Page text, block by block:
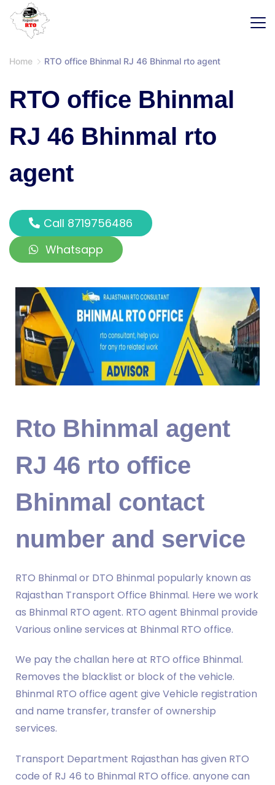
Home RTO office Bhinmal RJ 46 Bhinmal rto agent
RTO office Bhinmal
RJ 46 Bhinmal rto
agent
Call 8719756486
Whatsapp
Rto Bhinmal agent
RJ 46 rto office
Bhinmal contact
number and service
RTO Bhinmal or DTO Bhinmal popularly known as
Rajasthan Transport Office Bhinmal. Here we work
as Bhinmal RTO agent. RTO agent Bhinmal provide
Various online services at Bhinmal RTO office.
We pay the challan here at RTO office Bhinmal.
Removes the blacklist or block of the vehicle.
Bhinmal RTO office agent give Vehicle registration
and name transfer, transfer of ownership
services.
Transport Department Rajasthan has given RTO
code of RJ 46 to Bhinmal RTO office. anyone can